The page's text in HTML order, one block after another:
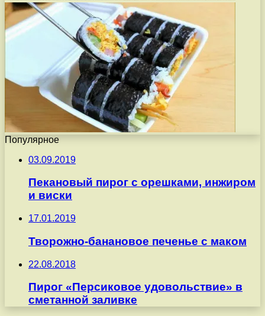
Популярное
03.09.2019
Пекановый пирог с орешками, инжиром
и виски
17.01.2019
Творожно-банановое печенье с маком
22.08.2018
Пирог «Персиковое удовольствие» в
сметанной заливке